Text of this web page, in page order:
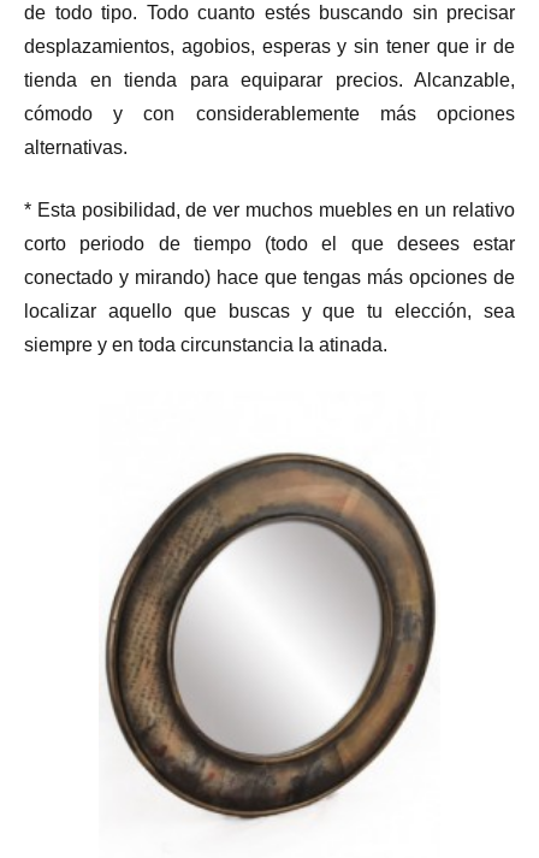
de todo tipo. Todo cuanto estés buscando sin precisar
desplazamientos, agobios, esperas y sin tener que ir de
tienda en tienda para equiparar precios. Alcanzable,
cómodo y con considerablemente más opciones
alternativas.
* Esta posibilidad, de ver muchos muebles en un relativo
corto periodo de tiempo (todo el que desees estar
conectado y mirando) hace que tengas más opciones de
localizar aquello que buscas y que tu elección, sea
siempre y en toda circunstancia la atinada.